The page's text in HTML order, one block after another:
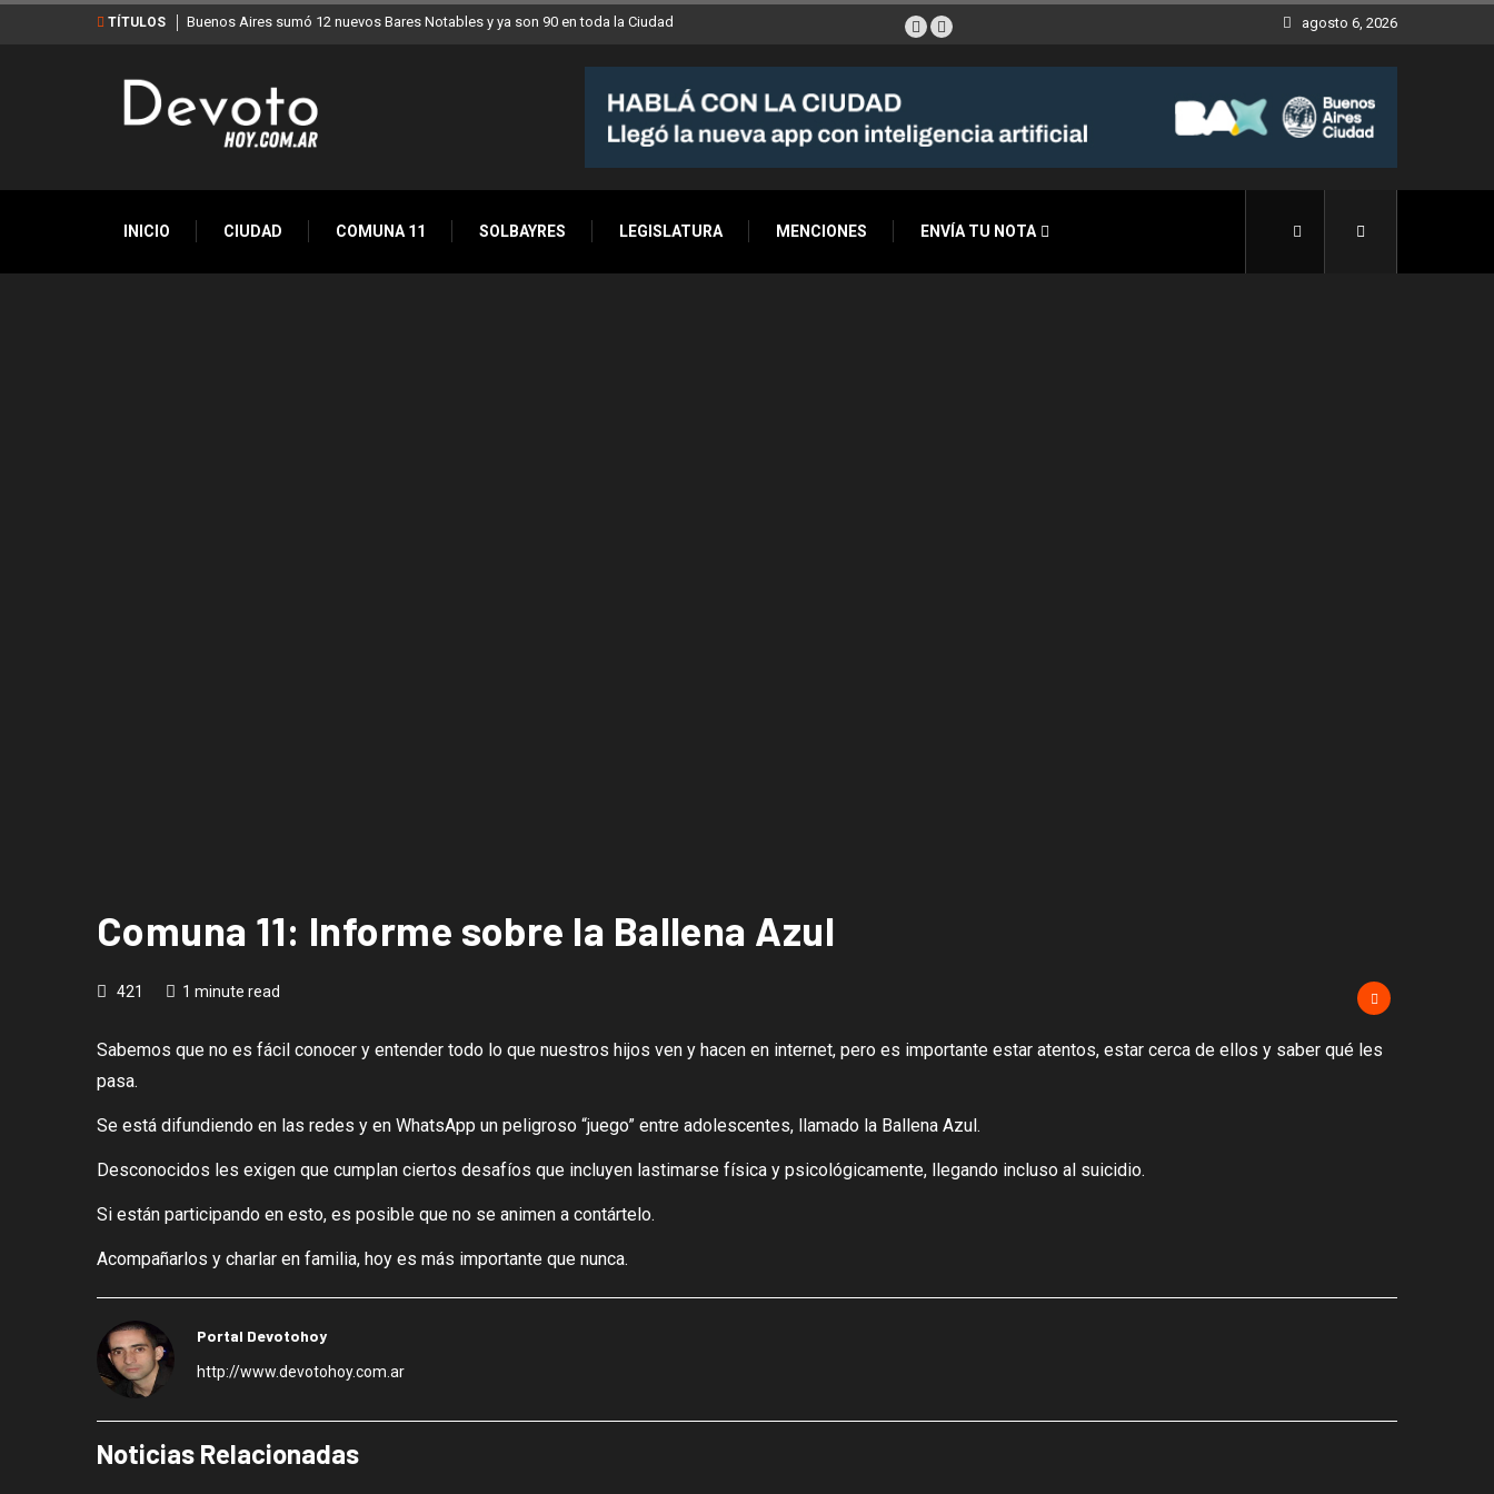
TÍTULOS Buenos Aires sumó 12 nuevos Bares Notables y ya son 90 en toda la Ciudad agosto 6, 2026
INICIO CIUDAD COMUNA 11 SOLBAYRES LEGISLATURA MENCIONES ENVÍA TU NOTA
Comuna 11: Informe sobre la Ballena Azul
421 1 minute read
Sabemos que no es fácil conocer y entender todo lo que nuestros hijos ven y hacen en internet, pero es importante estar atentos, estar cerca de ellos y saber qué les
pasa.
Se está difundiendo en las redes y en WhatsApp un peligroso “juego” entre adolescentes, llamado la Ballena Azul.
Desconocidos les exigen que cumplan ciertos desafíos que incluyen lastimarse física y psicológicamente, llegando incluso al suicidio.
Si están participando en esto, es posible que no se animen a contártelo.
Acompañarlos y charlar en familia, hoy es más importante que nunca.
Portal Devotohoy
http://www.devotohoy.com.ar
Noticias Relacionadas